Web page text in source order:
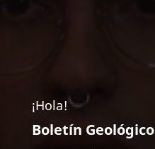
¡Hola!
Boletín Geológico